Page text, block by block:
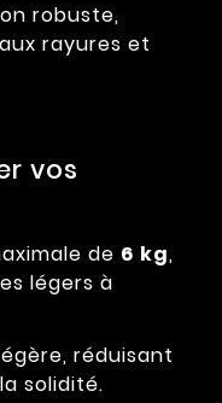
robuste,
rayures et
vos
de 6 kg,
légers à
réduisant
solidité.